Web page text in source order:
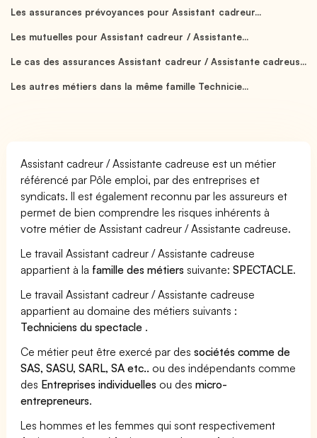
Les assurances prévoyances pour Assistant cadreur...
Les mutuelles pour Assistant cadreur / Assistante...
Le cas des assurances Assistant cadreur / Assistante cadreus...
Les autres métiers dans la même famille Technicie...
Assistant cadreur / Assistante cadreuse est un métier
référencé par Pôle emploi, par des entreprises et
syndicats. Il est également reconnu par les assureurs et
permet de bien comprendre les risques inhérents à
votre métier de Assistant cadreur / Assistante cadreuse.
Le travail Assistant cadreur / Assistante cadreuse
appartient à la famille des métiers suivante:SPECTACLE.
Le travail Assistant cadreur / Assistante cadreuse
appartient au domaine des métiers suivants :
Techniciens du spectacle .
Ce métier peut être exercé par dessociétés comme de
SAS, SASU, SARL, SA etc.. ou des indépendants comme
des Entreprises individuelles ou desmicro-
entrepreneurs.
Les hommes et les femmes qui sont respectivement